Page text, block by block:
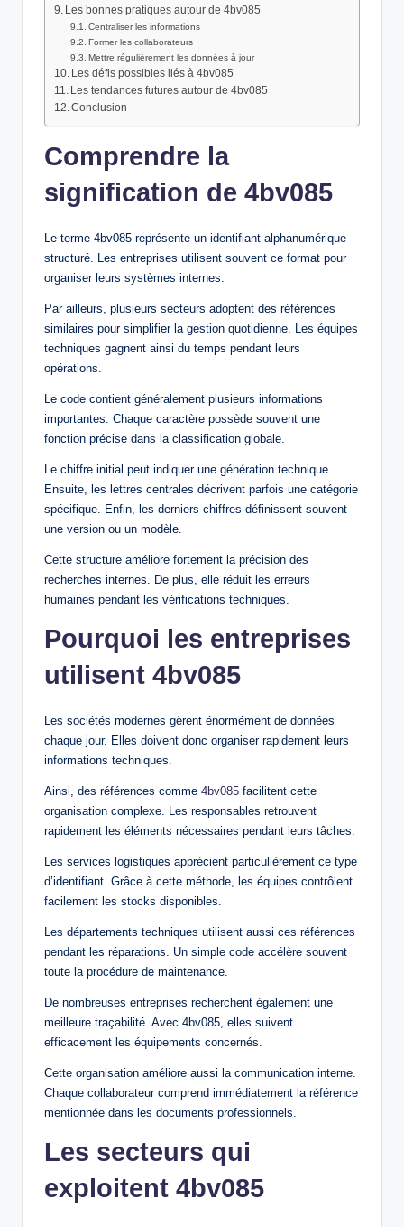
Les bonnes pratiques autour de 4bv085
Centraliser les informations
Former les collaborateurs
Mettre régulièrement les données à jour
Les défis possibles liés à 4bv085
Les tendances futures autour de 4bv085
Conclusion
Comprendre la
signification de 4bv085
Le terme 4bv085 représente un identifiant alphanumérique
structuré. Les entreprises utilisent souvent ce format pour
organiser leurs systèmes internes.
Par ailleurs, plusieurs secteurs adoptent des références
similaires pour simplifier la gestion quotidienne. Les équipes
techniques gagnent ainsi du temps pendant leurs
opérations.
Le code contient généralement plusieurs informations
importantes. Chaque caractère possède souvent une
fonction précise dans la classification globale.
Le chiffre initial peut indiquer une génération technique.
Ensuite, les lettres centrales décrivent parfois une catégorie
spécifique. Enfin, les derniers chiffres définissent souvent
une version ou un modèle.
Cette structure améliore fortement la précision des
recherches internes. De plus, elle réduit les erreurs
humaines pendant les vérifications techniques.
Pourquoi les entreprises
utilisent 4bv085
Les sociétés modernes gèrent énormément de données
chaque jour. Elles doivent donc organiser rapidement leurs
informations techniques.
Ainsi, des références comme 4bv085 facilitent cette
organisation complexe. Les responsables retrouvent
rapidement les éléments nécessaires pendant leurs tâches.
Les services logistiques apprécient particulièrement ce type
d’identifiant. Grâce à cette méthode, les équipes contrôlent
facilement les stocks disponibles.
Les départements techniques utilisent aussi ces références
pendant les réparations. Un simple code accélère souvent
toute la procédure de maintenance.
De nombreuses entreprises recherchent également une
meilleure traçabilité. Avec 4bv085, elles suivent
efficacement les équipements concernés.
Cette organisation améliore aussi la communication interne.
Chaque collaborateur comprend immédiatement la référence
mentionnée dans les documents professionnels.
Les secteurs qui
exploitent 4bv085